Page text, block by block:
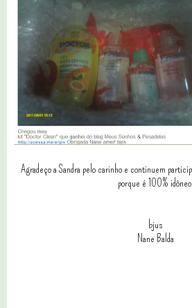
Agradeço a Sandra pelo carinho e continuem
porque é 100%
bjus
Nane Balda